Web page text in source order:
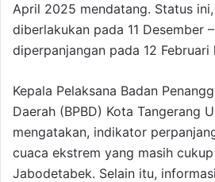
April 2025 mendatang. Status
diberlakukan pada 11 Desember
diperpanjangan pada 12 Februari
Kepala Pelaksana Badan
Daerah (BPBD) Kota Tangerang
mengatakan, indikator
cuaca ekstrem yang masih
Jabodetabek. Selain itu,